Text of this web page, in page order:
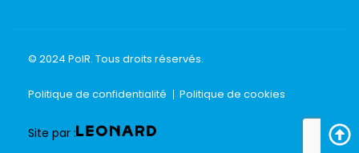
© 2024 PolR. Tous droits réservés.
Politique de confidentialité Politique de cookies
Site par :